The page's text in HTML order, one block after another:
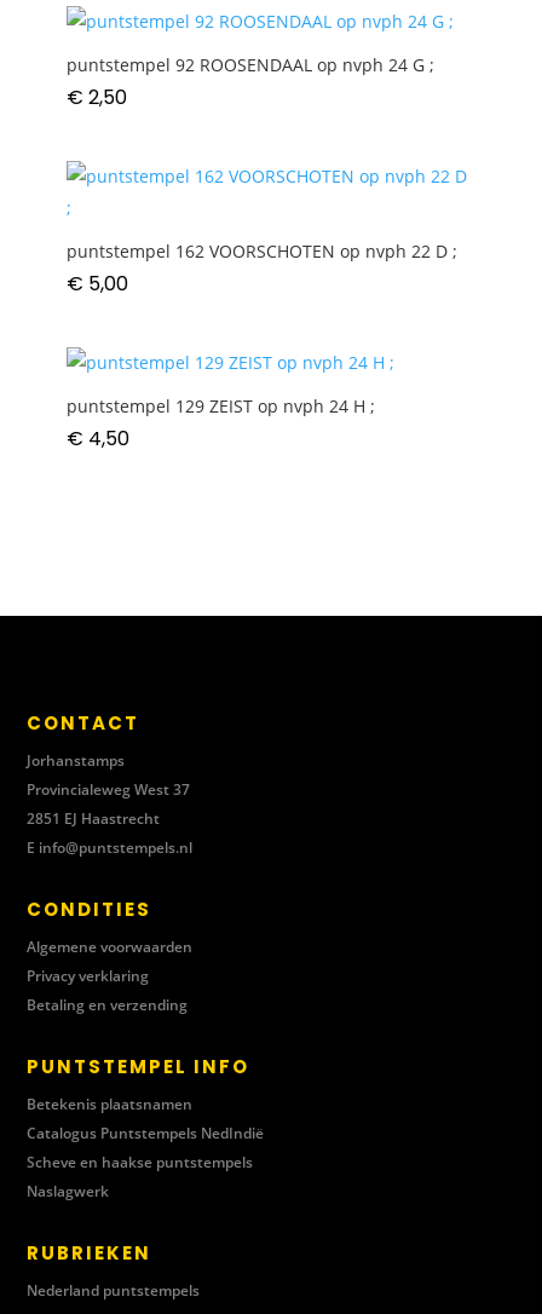
puntstempel 92 ROOSENDAAL op nvph 24 G ;
€ 2,50
puntstempel 162 VOORSCHOTEN op nvph 22 D ;
€ 5,00
puntstempel 129 ZEIST op nvph 24 H ;
€ 4,50
CONTACT
Jorhanstamps
Provincialeweg West 37
2851 EJ Haastrecht
E info@puntstempels.nl
CONDITIES
Algemene voorwaarden
Privacy verklaring
Betaling en verzending
PUNTSTEMPEL INFO
Betekenis plaatsnamen
Catalogus Puntstempels NedIndië
Scheve en haakse puntstempels
Naslagwerk
RUBRIEKEN
Nederland puntstempels